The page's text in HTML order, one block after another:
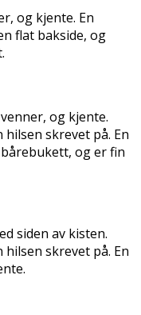
og kjente. En
flat bakside, og
og kjente.
skrevet på. En
og er fin
siden av kisten.
skrevet på. En